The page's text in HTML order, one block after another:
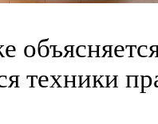
техники